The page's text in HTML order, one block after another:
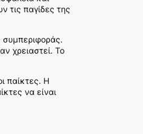
τις παγίδες της
συμπεριφοράς.
χρειαστεί. Το
παίκτες. Η
να είναι